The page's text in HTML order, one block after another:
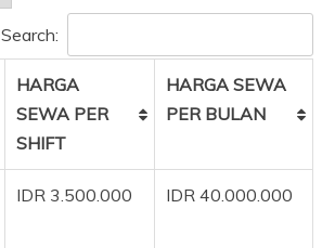
Search:
HARGA
SEWA PER
SHIFT
HARGA SEWA
PER BULAN
IDR 3.500.000 IDR 40.000.000